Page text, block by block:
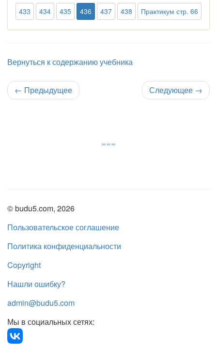
433 434 435 436 437 438 Практикум стр. 66
Вернуться к содержанию учебника
← Предыдущее Следующее →
© budu5.com, 2026
Пользовательское соглашение
Политика конфиденциальности
Copyright
Нашли ошибку?
admin@budu5.com
Мы в социальных сетях: